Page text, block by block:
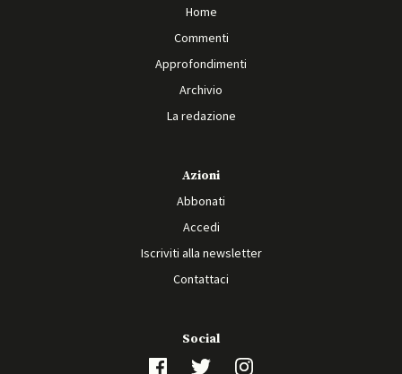
Home
Commenti
Approfondimenti
Archivio
La redazione
Azioni
Abbonati
Accedi
Iscriviti alla newsletter
Contattaci
Social